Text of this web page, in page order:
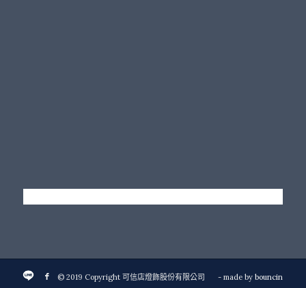
© 2019 Copyright 可信店燈飾股份有限公司 - made bybouncin